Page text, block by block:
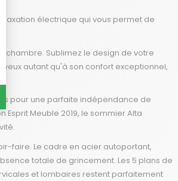
électrique qui vous permet de
Sublimez le design de votre
autant qu'à son confort exceptionnel,
pour une parfaite indépendance de
Meuble 2019, le sommier Alta
faire. Le cadre en acier autoportant,
totale de grincement. Les 5 plans de
et lombaires restent parfaitement